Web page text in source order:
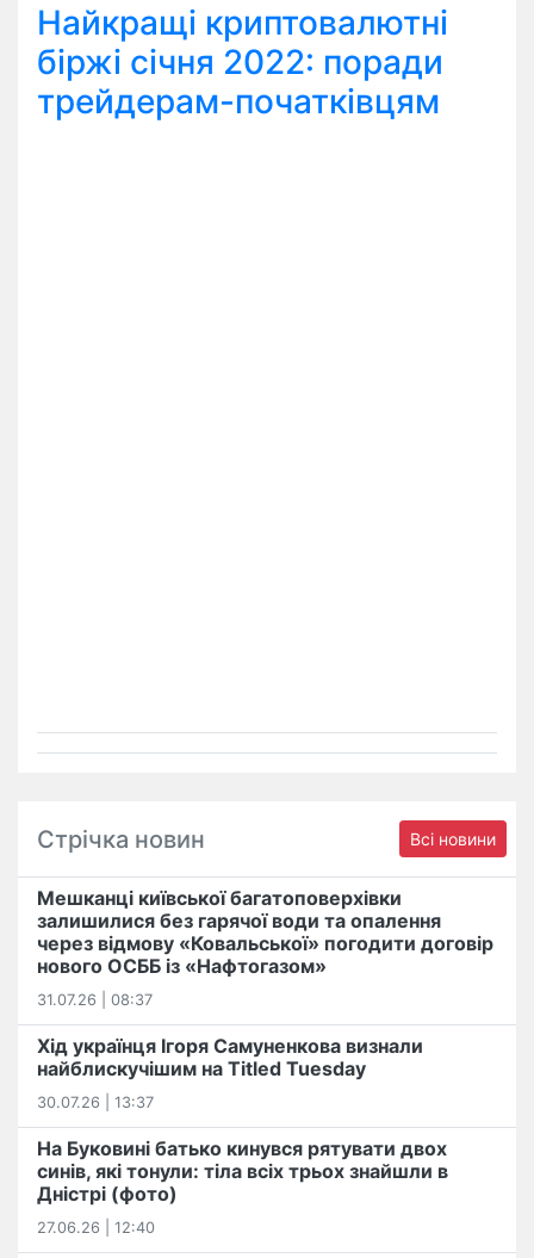
Найкращі криптовалютні
біржі січня 2022: поради
трейдерам-початківцям
Стрічка новин Всі новини
Мешканці київської багатоповерхівки
залишилися без гарячої води та опалення
через відмову «Ковальської» погодити договір
нового ОСББ із «Нафтогазом»
31.07.26 | 08:37
Хід українця Ігоря Самуненкова визнали
найблискучішим на Titled Tuesday
30.07.26 | 13:37
На Буковині батько кинувся рятувати двох
синів, які тонули: тіла всіх трьох знайшли в
Дністрі (фото)
27.06.26 | 12:40